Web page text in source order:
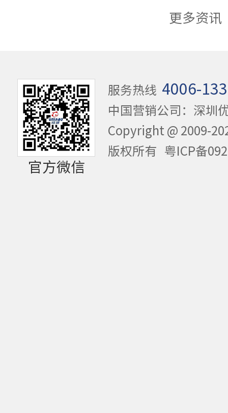
更多资讯
官方微信
服务热线 4006-
中国营销公司：深圳
Copyright @ 2009-
版权所有
粤ICP备